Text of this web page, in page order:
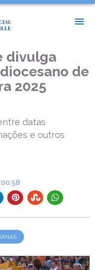
ARQUIDIOCESANO DE
divulga
de
2025
datas
e outros